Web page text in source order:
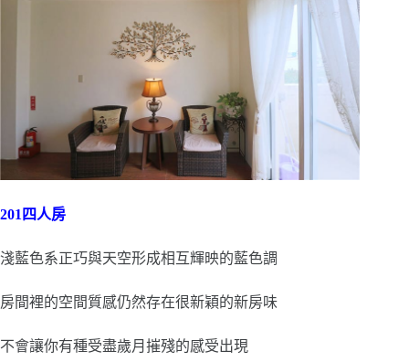
201四人房
淺藍色系正巧與天空形成相互輝映的藍色調
房間裡的空間質感仍然存在很新穎的新房味
不會讓你有種受盡歲月摧殘的感受出現